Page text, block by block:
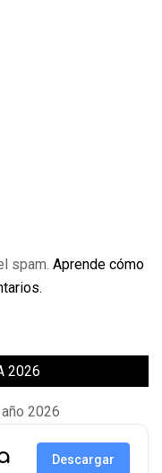
spam. Aprende cómo
2026
2026
Descargar